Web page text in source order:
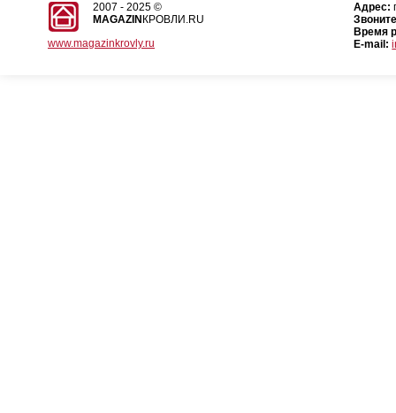
2007 - 2025 ©
MAGAZIN КРОВЛИ.RU
www.magazinkrovly.ru
Адрес:
Время
E-mail: